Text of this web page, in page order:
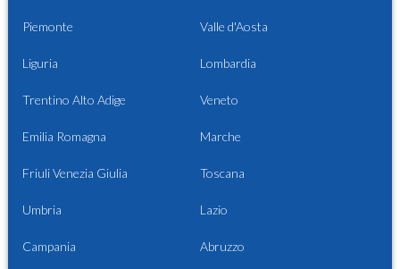
Piemonte Valle d'Aosta
Liguria Lombardia
Trentino Alto Adige Veneto
Emilia Romagna Marche
Friuli Venezia Giulia Toscana
Umbria Lazio
Campania Abruzzo